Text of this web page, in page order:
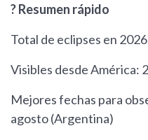
? Resumen rápido
Total de eclipses en
Visibles desde América:
Mejores fechas para
agosto (Argentina)